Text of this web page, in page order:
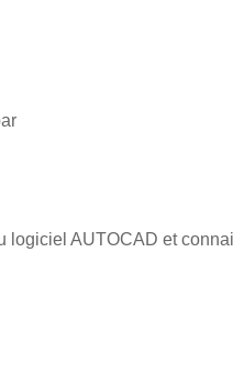
logiciel AUTOCAD et